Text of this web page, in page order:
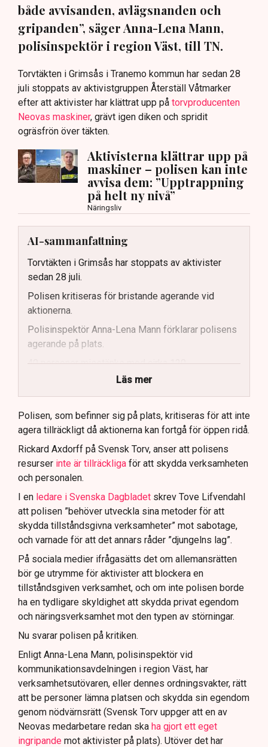
både avvisanden, avlägsnanden och
gripanden”, säger Anna-Lena Mann,
polisinspektör i region Väst, till TN.
Torvtäkten i Grimsås i Tranemo kommun har sedan 28
juli stoppats av aktivistgruppen Återställ Våtmarker
efter att aktivister har klättrat upp på torvproducenten
Neovas maskiner, grävt igen diken och spridit
ogräsfrön över täkten.
Aktivisterna klättrar upp på
maskiner – polisen kan inte
avvisa dem: ”Upptrappning
på helt ny nivå”
Näringsliv
AI-sammanfattning
Torvtäkten i Grimsås har stoppats av aktivister
sedan 28 juli.
Polisen kritiseras för bristande agerande vid
aktionerna.
Polisinspektör Anna-Lena Mann förklarar polisens
agerande på plats.
40 personer misstänks med cirka 120
brottsmisstankar kopplade.
Polisen använder drönare och uniformerad polis
för att dokumentera bevis.
Samtidigt är polisarbetet komplext när det gäller
att navigera juridiska rättigheter och gränser.
Läs mer
Polisen, som befinner sig på plats, kritiseras för att inte
agera tillräckligt då aktionerna kan fortgå för öppen ridå.
Rickard Axdorff på Svensk Torv, anser att polisens
resurser inte är tillräckliga för att skydda verksamheten
och personalen.
I en ledare i Svenska Dagbladet skrev Tove Lifvendahl
att polisen ”behöver utveckla sina metoder för att
skydda tillståndsgivna verksamheter” mot sabotage,
och varnade för att det annars råder ”djungelns lag”.
På sociala medier ifrågasätts det om allemansrätten
bör ge utrymme för aktivister att blockera en
tillståndsgiven verksamhet, och om inte polisen borde
ha en tydligare skyldighet att skydda privat egendom
och näringsverksamhet mot den typen av störningar.
Nu svarar polisen på kritiken.
Enligt Anna-Lena Mann, polisinspektör vid
kommunikationsavdelningen i region Väst, har
verksamhetsutövaren, eller dennes ordningsvakter, rätt
att be personer lämna platsen och skydda sin egendom
genom nödvärnsrätt (Svensk Torv uppger att en av
Neovas medarbetare redan ska ha gjort ett eget
ingripande mot aktivister på plats). Utöver det har